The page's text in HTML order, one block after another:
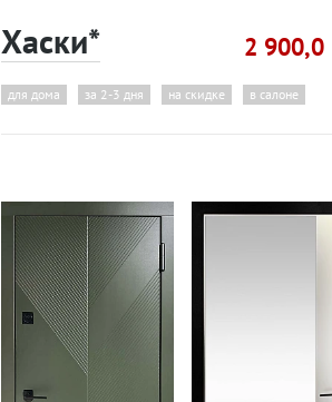
Хаски* 2 900,0
для дома за 2-3 дня на скидке в салоне